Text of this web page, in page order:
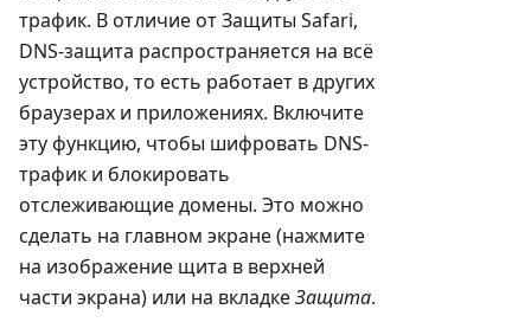
трафик. В отличие от Защиты Safari,
DNS-защита распространяется на всё
устройство, то есть работает в других
браузерах и приложениях. Включите
эту функцию, чтобы шифровать DNS-
трафик и блокировать
отслеживающие домены. Это можно
сделать на главном экране (нажмите
на изображение щита в верхней
части экрана) или на вкладкеЗащита.